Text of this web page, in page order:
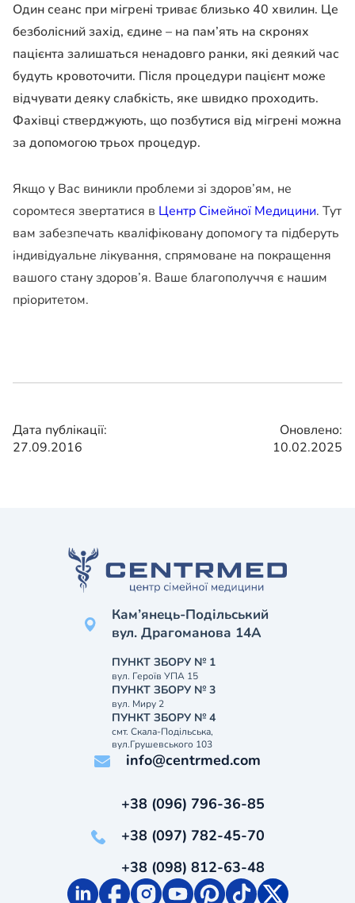
Один сеанс при мігрені триває близько 40 хвилин. Це
безболісний захід, єдине – на пам’ять на скронях
пацієнта залишаться ненадовго ранки, які деякий час
будуть кровоточити. Після процедури пацієнт може
відчувати деяку слабкість, яке швидко проходить.
Фахівці стверджують, що позбутися від мігрені можна
за допомогою трьох процедур.
Якщо у Вас виникли проблеми зі здоров’ям, не
соромтеся звертатися в Центр Сімейної Медицини. Тут
вам забезпечать кваліфіковану допомогу та підберуть
індивідуальне лікування, спрямоване на покращення
вашого стану здоров’я. Ваше благополуччя є нашим
пріоритетом.
Дата публікації:
27.09.2016
Оновлено:
10.02.2025
Кам’янець-Подільський
вул. Драгоманова 14А
ПУНКТ ЗБОРУ № 1
вул. Героїв УПА 15
ПУНКТ ЗБОРУ № 3
вул. Миру 2
ПУНКТ ЗБОРУ № 4
смт. Скала-Подільська,
вул.Грушевського 103
info@centrmed.com
+38 (096) 796-36-85
+38 (097) 782-45-70
+38 (098) 812-63-48